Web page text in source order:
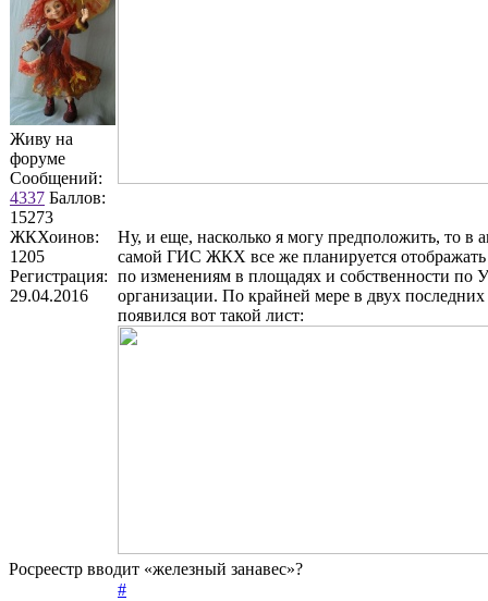
Живу на
форуме
Сообщений:
4337 Баллов:
15273
ЖКХоинов:
1205
Регистрация:
29.04.2016
Ну, и еще, насколько я могу предположить, то в
самой ГИС ЖКХ все же планируется отображать
по изменениям в площадях и собственности по
организации. По крайней мере в двух
появился вот такой лист:
Росреестр вводит «железный занавес»?
#